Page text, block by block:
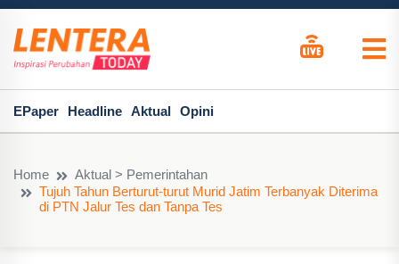
EPaper Headline Aktual Opini
Home
Aktual > Pemerintahan
Tujuh Tahun Berturut-turut Murid Jatim Terbanyak Diterima
di PTN Jalur Tes dan Tanpa Tes